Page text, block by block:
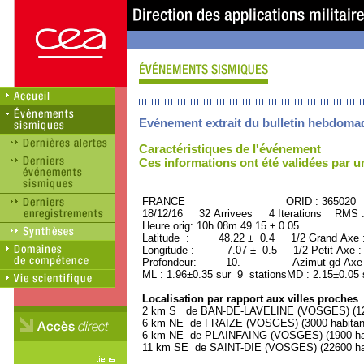
Evénement extrait du bulletin
Caractéristiques de l'événement
Ces informations ont été validées par
FRANCE ORID : 365020
18/12/16 32 Arrivees 4 Iterations RMS
Heure orig: 10h 08m 49.15 ± 0.05
Latitude : 48.22 ± 0.4 1/2 Grand
Longitude : 7.07 ± 0.5 1/2 Petit Axe
Profondeur: 10. Azimut gd Axe
ML : 1.96±0.35 sur 9 stationsMD :
Localisation par rapport aux villes proches
2 km S de BAN-DE-LAVELINE (VOSGES)
6 km NE de FRAIZE (VOSGES) (3000
6 km NE de PLAINFAING (VOSGES) (1900
11 km SE de SAINT-DIE (VOSGES) (22600